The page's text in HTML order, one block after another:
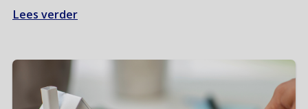
Lees verder